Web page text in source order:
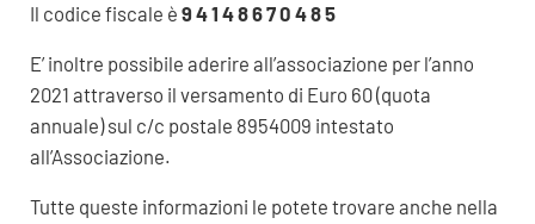
Il codice fiscale è 9 4 1 4 8 6 7 0 4 8 5
E’ inoltre possibile aderire all’associazione per l’anno
2021 attraverso il versamento di Euro 60 (quota
annuale) sul c/c postale 8954009 intestato
all’Associazione.
Tutte queste informazioni le potete trovare anche nella